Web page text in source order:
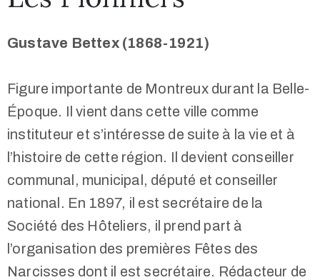
Gustave Bettex (1868-1921)
Figure importante de Montreux durant la Belle-
Époque. Il vient dans cette ville comme
instituteur et s’intéresse de suite à la vie et à
l’histoire de cette région. Il devient conseiller
communal, municipal, député et conseiller
national. En 1897, il est secrétaire de la
Société des Hôteliers, il prend part à
l’organisation des premières Fêtes des
Narcisses dont il est secrétaire. Rédacteur de